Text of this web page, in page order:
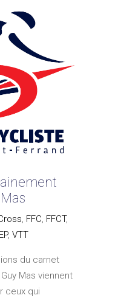
, FFC, FFCT,
, VTT
du carnet
Mas viennent
ceux qui